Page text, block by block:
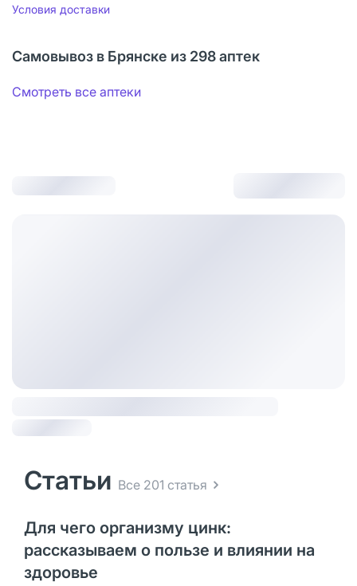
Условия доставки
Самовывоз в Брянске из 298 аптек
Смотреть все аптеки
Статьи Все 201 статья
Для чего организму цинк:
рассказываем о пользе и влиянии на
здоровье